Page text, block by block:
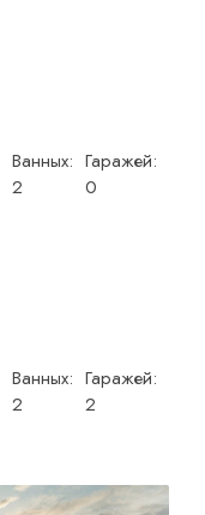
Ванных:
2
Гаражей:
0
Ванных:
2
Гаражей:
2